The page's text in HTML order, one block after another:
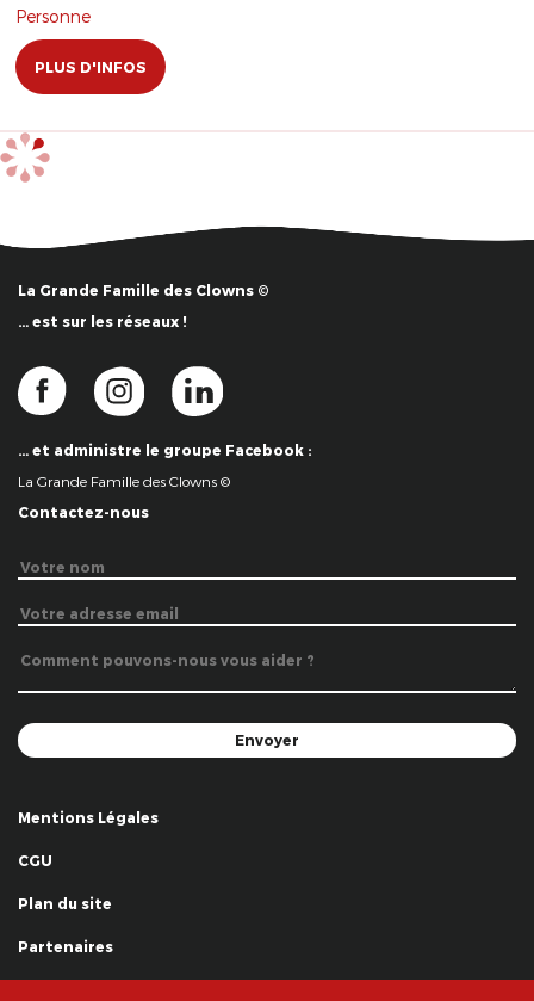
Personne
PLUS D'INFOS
La Grande Famille des Clowns ©
… est sur les réseaux !
… et administre le groupe Facebook :
La Grande Famille des Clowns ©
Contactez-nous
Mentions Légales
CGU
Plan du site
Partenaires